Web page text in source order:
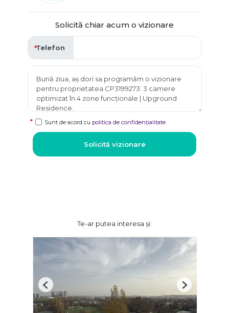
Solicită chiar acum o vizionare
Telefon
Sunt de acord cu politica de confidențialitate
Solicită vizionare
Te-ar putea interesa și:
Previous Next